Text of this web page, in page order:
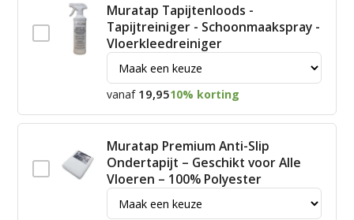
Muratap Tapijtenloods -
Tapijtreiniger - Schoonmaakspray -
Vloerkleedreiniger
vanaf 19,9510% korting
Muratap Premium Anti-Slip
Ondertapijt – Geschikt voor Alle
Vloeren – 100% Polyester